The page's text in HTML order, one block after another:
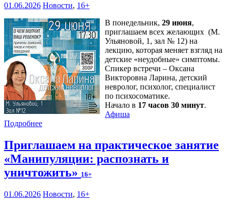
01.06.2026 Новости, 16+
В понедельник, 29 июня,
приглашаем всех желающих (М.
Ульяновой, 1, зал № 12) на
лекцию, которая меняет взгляд на
детские «неудобные» симптомы.
Спикер встречи – Оксана
Викторовна Ларина, детский
невролог, психолог, специалист
по психосоматике.
Начало в 17 часов 30 минут.
Афиша
Подробнее
Приглашаем на практическое занятие
«Манипуляции: распознать и
уничтожить» 16+
01.06.2026 Новости, 16+